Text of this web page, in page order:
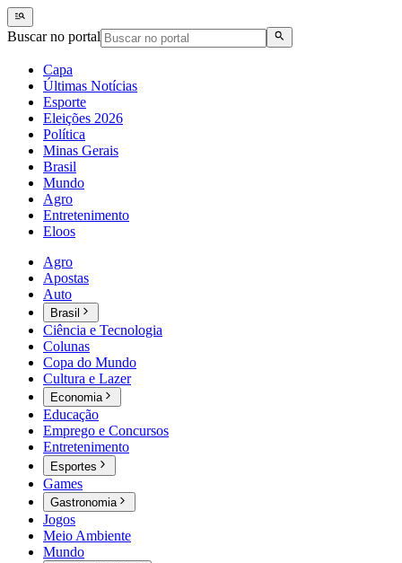
Buscar no portal
Capa
Últimas Notícias
Esporte
Eleições 2026
Política
Minas Gerais
Brasil
Mundo
Agro
Entretenimento
Eloos
Agro
Apostas
Auto
Brasil
Ciência e Tecnologia
Colunas
Copa do Mundo
Cultura e Lazer
Economia
Educação
Emprego e Concursos
Entretenimento
Esportes
Games
Gastronomia
Jogos
Meio Ambiente
Mundo